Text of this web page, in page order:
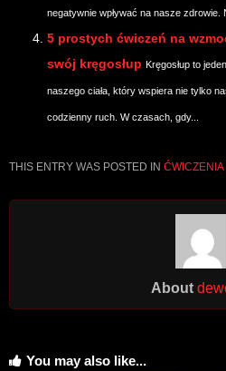
negatywnie wpływać na nasze zdrowie.
5 prostych ćwiczeń na
swój kręgosłup Kręgosłup to
naszego ciała, który wspiera nie tylko
codzienny ruch. W czasach, gdy...
THIS ENTRY WAS POSTED IN
About
You may also like...